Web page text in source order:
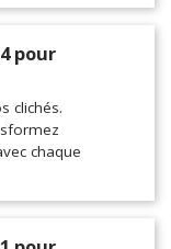
pour
clichés.
chaque